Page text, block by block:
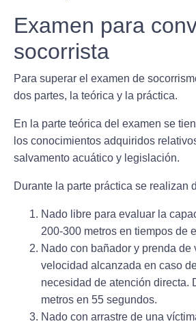
Examen para
socorrista
Para superar el examen de
dos partes, la teórica y la práctica.
En la parte teórica del examen se
los conocimientos adquiridos
salvamento acuático y legislación.
Durante la parte práctica se realizan
Nado libre para evaluar la
200-300 metros en tiempos de
Nado con bañador y prenda de
velocidad alcanzada en caso
necesidad de atención directa.
metros en 55 segundos.
Nado con arrastre de una